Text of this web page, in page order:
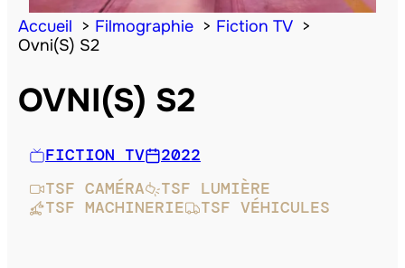
Accueil Filmographie
Fiction TV
Ovni(S) S2
OVNI(S) S2
FICTION TV
2022
TSF CAMÉRA
TSF LUMIÈRE
TSF MACHINERIE
TSF VÉHICULES